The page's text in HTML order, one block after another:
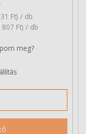
Ft) / db
Ft) / db
meg?